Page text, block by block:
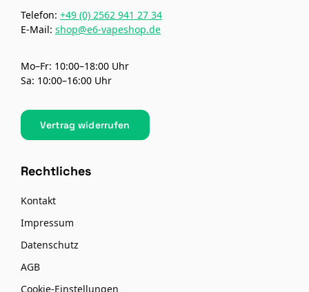
Telefon: +49 (0) 2562 941 27 34
E-Mail: shop@e6-vapeshop.de
Mo–Fr: 10:00–18:00 Uhr
Sa: 10:00–16:00 Uhr
Vertrag widerrufen
Rechtliches
Kontakt
Impressum
Datenschutz
AGB
Cookie-Einstellungen